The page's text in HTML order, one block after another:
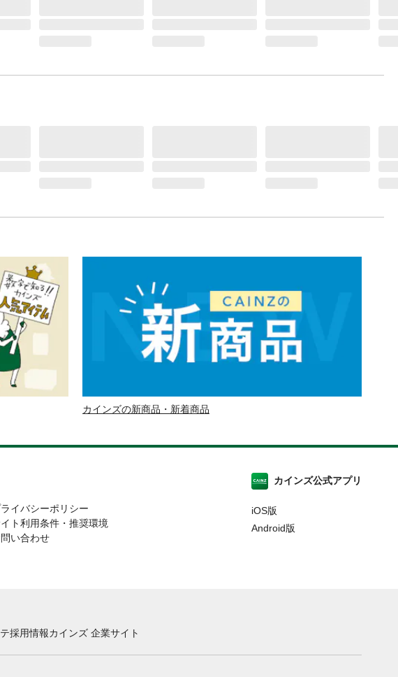
カインズの新商品・新着商品
イバシーポリシー
ト利用条件・推奨環境
い合わせ
カインズ公式アプリ
iOS版
Android版
採用情報カインズ 企業サイト